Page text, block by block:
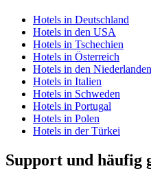
Hotels in Deutschland
Hotels in den USA
Hotels in Tschechien
Hotels in Österreich
Hotels in den Niederlanden
Hotels in Italien
Hotels in Schweden
Hotels in Portugal
Hotels in Polen
Hotels in der Türkei
Support und häufig